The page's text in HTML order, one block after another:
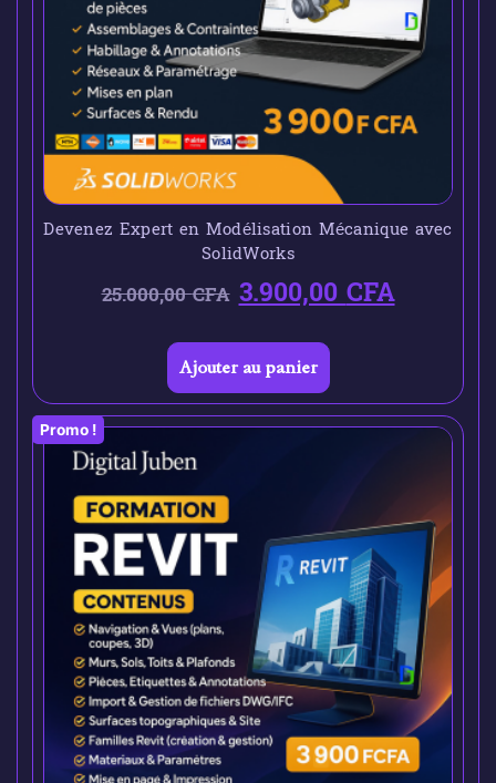
Devenez Expert en Modélisation Mécanique avec
SolidWorks
25.000,00CFA 3.900,00CFA
Ajouter au panier
Promo !